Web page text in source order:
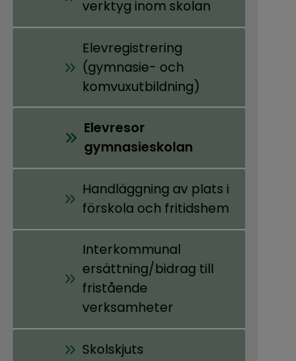
verktyg inom skolan
Elevregistrering
(gymnasie- och
komvuxutbildning)
Elevresor
gymnasieskolan
Handläggning av plats i
förskola och fritidshem
Interkommunal
ersättning/bidrag till
fristående
verksamheter
Skolskjuts